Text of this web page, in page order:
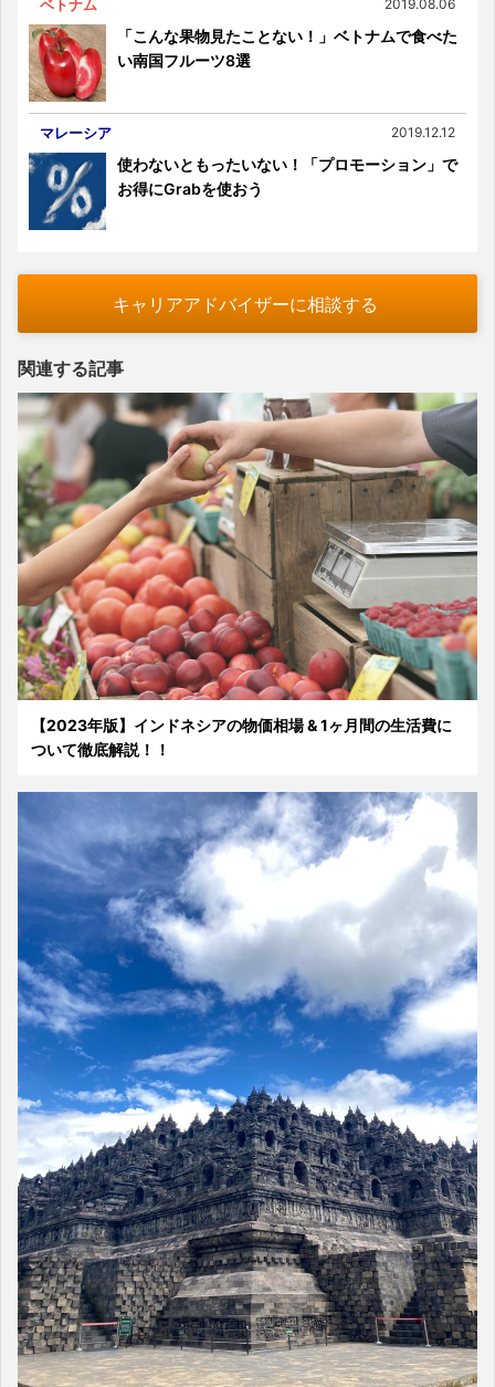
ベトナム 2019.08.06
「こんな果物見たことない！」ベトナムで食べた
い南国フルーツ8選
マレーシア 2019.12.12
使わないともったいない！「プロモーション」で
お得にGrabを使おう
キャリアアドバイザーに相談する
関連する記事
【2023年版】インドネシアの物価相場 & 1ヶ月間の生活費に
ついて徹底解説！！